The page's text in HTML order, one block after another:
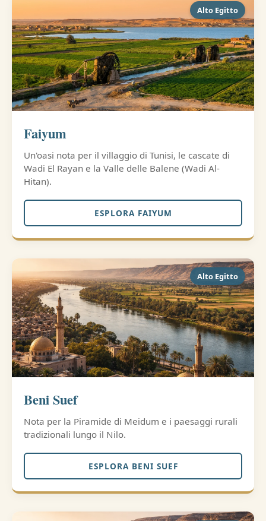
Alto Egitto
Faiyum
Un'oasi nota per il villaggio di Tunisi, le cascate di
Wadi El Rayan e la Valle delle Balene (Wadi Al-
Hitan).
ESPLORA FAIYUM
Alto Egitto
Beni Suef
Nota per la Piramide di Meidum e i paesaggi rurali
tradizionali lungo il Nilo.
ESPLORA BENI SUEF